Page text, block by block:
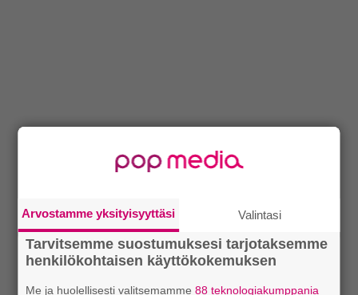
Arvostamme yksityisyyttäsi Valintasi
Tarvitsemme suostumuksesi tarjotaksemme
henkilökohtaisen käyttökokemuksen
Me ja huolellisesti valitsemamme88 teknologiakumppania